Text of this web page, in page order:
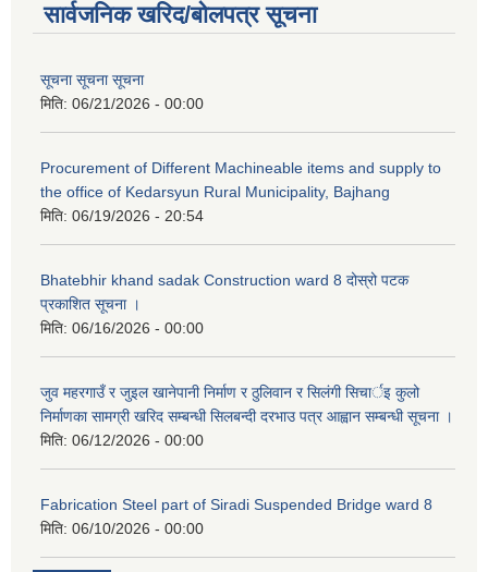
सार्वजनिक खरिद/बोलपत्र सूचना
सूचना सूचना सूचना
मिति: 06/21/2026 - 00:00
Procurement of Different Machineable items and supply to
the office of Kedarsyun Rural Municipality, Bajhang
मिति: 06/19/2026 - 20:54
Bhatebhir khand sadak Construction ward 8 दोस्रो पटक
प्रकाशित सूचना ।
मिति: 06/16/2026 - 00:00
जुव महरगाउँ र जुइल खानेपानी निर्माण र ठुलिवान र सिलंगी सिचार्इ कुलो
निर्माणका सामग्री खरिद सम्बन्धी सिलबन्दी दरभाउ पत्र आह्वान सम्बन्धी सूचना ।
मिति: 06/12/2026 - 00:00
Fabrication Steel part of Siradi Suspended Bridge ward 8
मिति: 06/10/2026 - 00:00